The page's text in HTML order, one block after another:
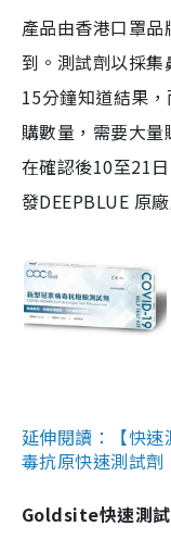
產品由香港口罩
到。測試劑以採
15分鐘知道結果
購數量，需要大
在確認後10至21
發DEEPBLUE 原
延伸閱讀：【快
毒抗原快速測試
Goldsite快速測